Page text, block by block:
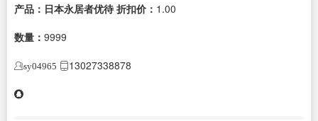
产品：日本永居者优待 折扣价： 1.00
数量： 9999
sy04965 13027338878